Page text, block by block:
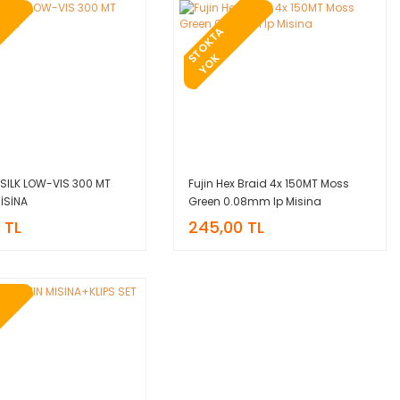
LOW-VIS 300 MT
S
T
O
K
T
A
Y
O
K
Fujin Hex Braid 4x 150MT Moss
Green 0.08mm Ip Misina
245,00 TL